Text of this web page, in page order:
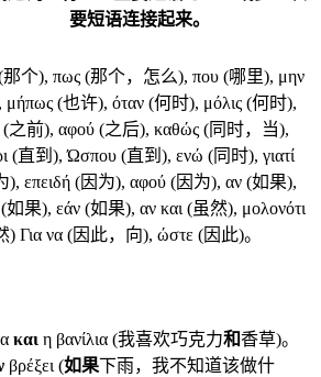
要短语连接起来。
那个), πως (那个，怎么), που (哪里), μην
μήπως (也许), όταν (何时), μόλις (何时),
(之前), αφού (之后), καθώς (同时，当),
(直到), Ώσπου (直到), ενώ (同时), γιατί
), επειδή (因为), αφού (因为), αν (如果),
如果), εάν (如果), αν και (虽然), μολονότι
) Για να (因此，向), ώστε (因此)。
και η βανίλια (我喜欢巧克力和香草)。
βρέξει (如果下雨，我不知道该做什